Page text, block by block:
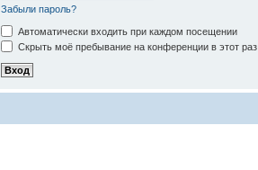
Забыли пароль?
Автоматически входить при каждом посещении
Скрыть моё пребывание на конференции в этот раз